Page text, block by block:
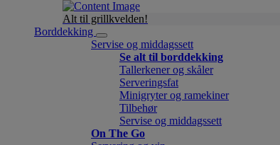
Alt til grillkvelden!
Borddekking
Servise og middagssett
Se alt til borddekking
Tallerkener og skåler
Serveringsfat
Minigryter og ramekiner
Tilbehør
Servise og middagssett
On The Go